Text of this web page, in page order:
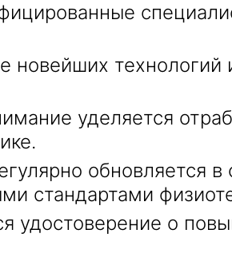
новейших
уделяется
обновляется
стандартами
удостоверение о